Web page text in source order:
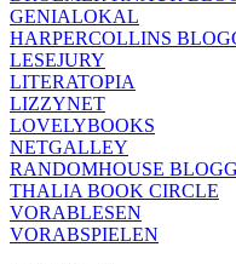
GENIALOKAL
HARPERCOLLINS
LESEJURY
LITERATOPIA
LIZZYNET
LOVELYBOOKS
NETGALLEY
RANDOMHOUSE
THALIA BOOK CIRCLE
VORABLESEN
VORABSPIELEN